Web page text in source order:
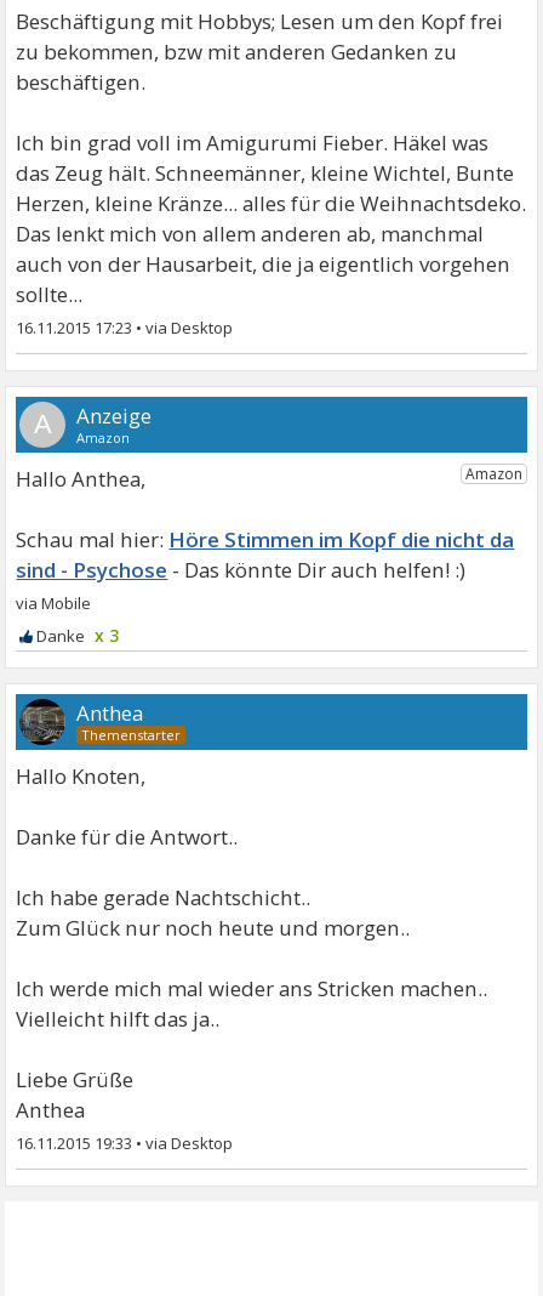
Beschäftigung mit Hobbys; Lesen um den Kopf frei
zu bekommen, bzw mit anderen Gedanken zu
beschäftigen.
Ich bin grad voll im Amigurumi Fieber. Häkel was
das Zeug hält. Schneemänner, kleine Wichtel, Bunte
Herzen, kleine Kränze... alles für die Weihnachtsdeko.
Das lenkt mich von allem anderen ab, manchmal
auch von der Hausarbeit, die ja eigentlich vorgehen
sollte...
16.11.2015 17:23 •
A
Hallo Anthea,
Höre Stimmen im Kopf die nicht da
sind - Psychose
x 3
Anthea
Hallo Knoten,
Danke für die Antwort..
Ich habe gerade Nachtschicht..
Zum Glück nur noch heute und morgen..
Ich werde mich mal wieder ans Stricken machen..
Vielleicht hilft das ja..
Liebe Grüße
Anthea
16.11.2015 19:33 •